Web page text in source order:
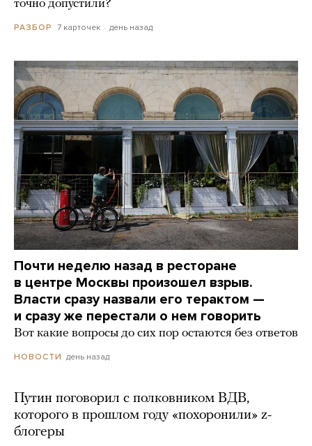
точно допустили?
РАЗБОР 7 карточек день назад
Почти неделю назад в ресторане
в центре Москвы произошел взрыв.
Власти сразу назвали его терактом —
и сразу же перестали о нем говорить
Вот какие вопросы до сих пор остаются без ответов
НОВОСТИ день назад
Путин поговорил с полковником ВДВ,
которого в прошлом году «похоронили» z-
блогеры